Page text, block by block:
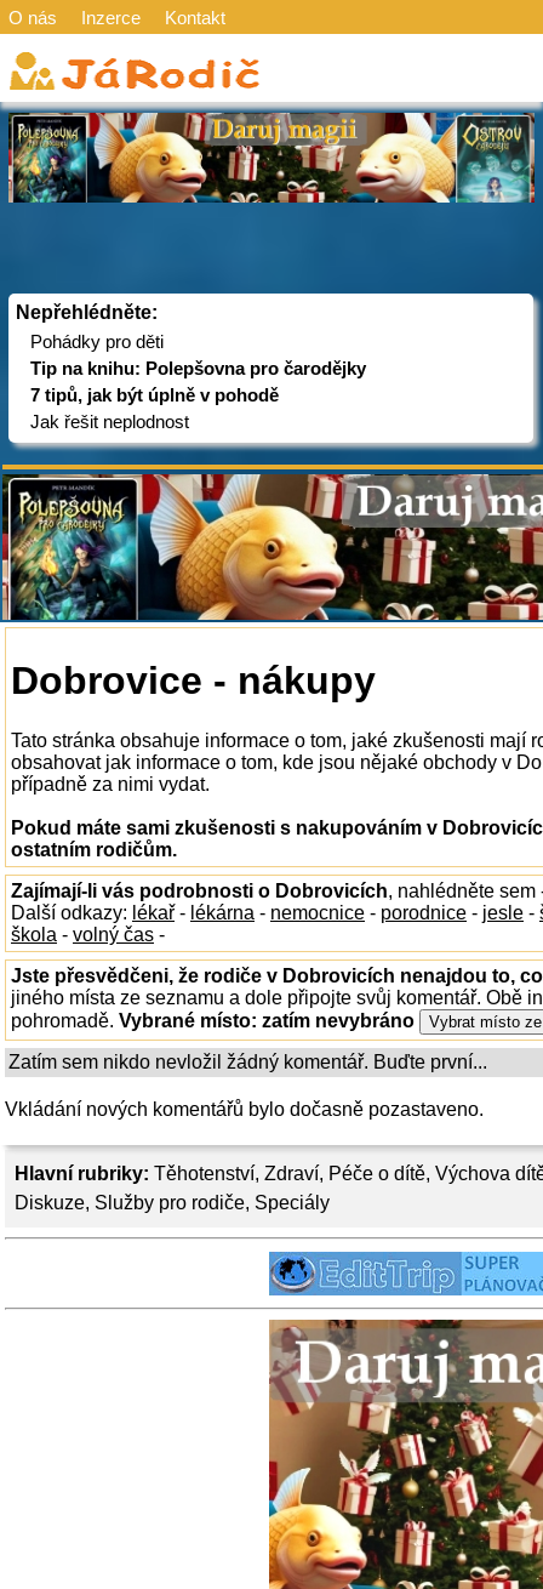
O nás Inzerce Kontakt
Nepřehlédněte:
Pohádky pro děti
Tip na knihu: Polepšovna pro čarodějky
7 tipů, jak být úplně v pohodě
Jak řešit neplodnost
Hlavní rubriky: Těhotenství, Zdraví, Péče o dítě, Výchova
Diskuze, Služby pro rodiče, Speciály
Dobrovice - nákupy
Tato stránka obsahuje informace o tom, jaké zkušenosti mají
obsahovat jak informace o tom, kde jsou nějaké obchody v
případně za nimi vydat.
Pokud máte sami zkušenosti s nakupováním v
ostatním rodičům.
Zajímají-li vás podrobnosti o Dobrovicích, nahlédněte sem
Další odkazy: lékař - lékárna - nemocnice - porodnice - jesle -
škola - volný čas -
Jste přesvědčeni, že rodiče v Dobrovicích nenajdou to,
jiného místa ze seznamu a dole připojte svůj komentář. Obě
pohromadě. Vybrané místo: zatím nevybráno
Zatím sem nikdo nevložil žádný komentář. Buďte první...
Vkládání nových komentářů bylo dočasně pozastaveno.